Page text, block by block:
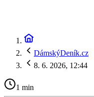
DámskýDeník.cz
8. 6. 2026, 12:44
1 min